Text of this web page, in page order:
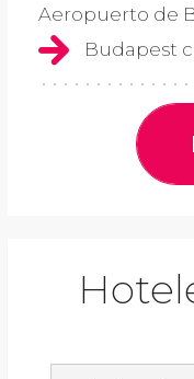
Aeropuerto de
Budapest